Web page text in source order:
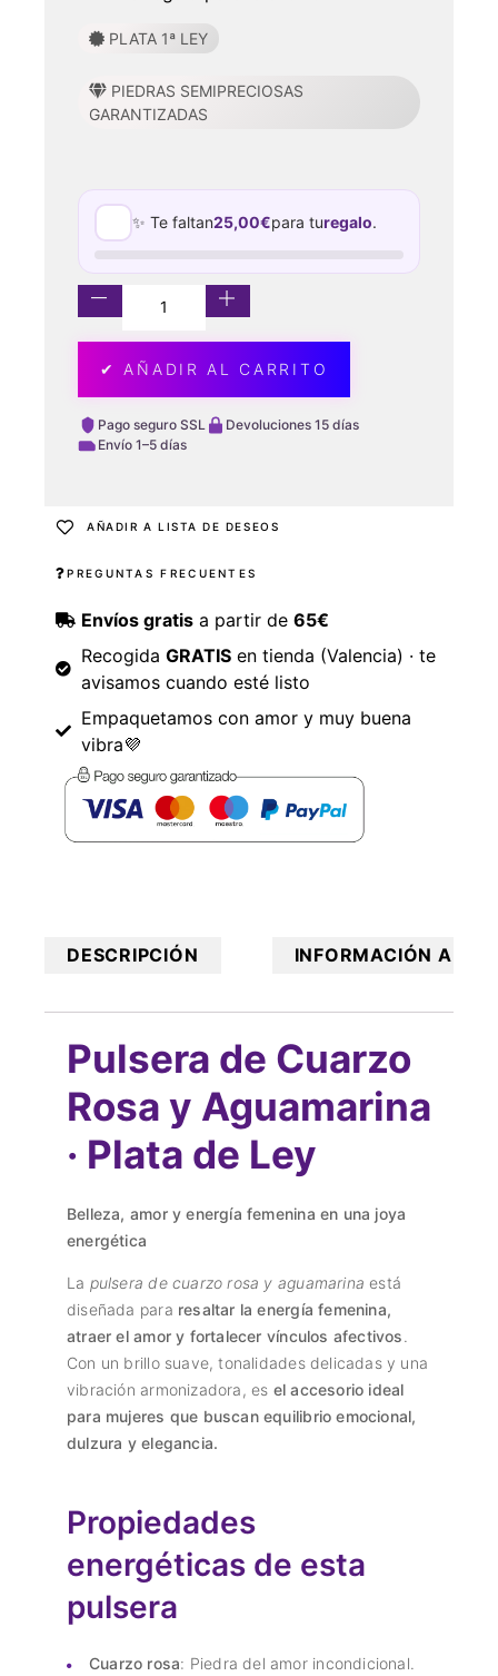
PLATA 1ª LEY
PIEDRAS SEMIPRECIOSAS
GARANTIZADAS
✨ Te faltan25,00€para turegalo.
✔ AÑADIR AL CARRITO
Pago seguro SSL
Devoluciones 15 días
Envío 1–5 días
AÑADIR A LISTA DE DESEOS
PREGUNTAS FRECUENTES
Envíos gratisa partir de 65€
Recogida GRATISen tienda (Valencia) · te
avisamos cuando esté listo
Empaquetamos con amor y muy buena
vibra💜
DESCRIPCIÓN INFORMACIÓN
Pulsera de Cuarzo
Rosa y Aguamarina
· Plata de Ley
Belleza, amor y energía femenina en una joya
energética
La pulsera de cuarzo rosa y aguamarina está
diseñada para resaltar la energía femenina,
atraer el amor y fortalecer vínculos afectivos.
Con un brillo suave, tonalidades delicadas y una
vibración armonizadora, es el accesorio ideal
para mujeres que buscan equilibrio emocional,
dulzura y elegancia.
Propiedades
energéticas de esta
pulsera
Cuarzo rosa: Piedra del amor incondicional.